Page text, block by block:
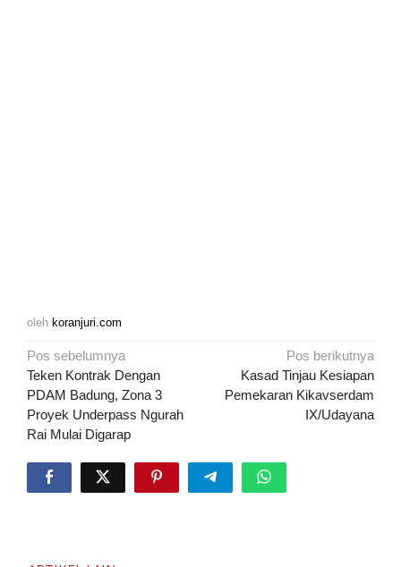
oleh koranjuri.com
Navigasi
pos
Pos sebelumnya
Teken Kontrak Dengan
PDAM Badung, Zona 3
Proyek Underpass Ngurah
Rai Mulai Digarap
Pos berikutnya
Kasad Tinjau Kesiapan
Pemekaran Kikavserdam
IX/Udayana